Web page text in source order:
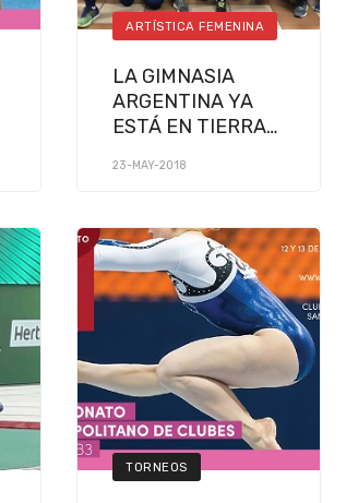
ARTÍSTICA FEMENINA
LA GIMNASIA
ARGENTINA YA
ESTÁ EN TIERRAS
23-MAY-2018
TORNEOS